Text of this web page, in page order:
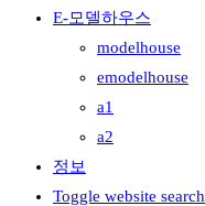
E-모델하우스
modelhouse
emodelhouse
a1
a2
정보
Toggle website search